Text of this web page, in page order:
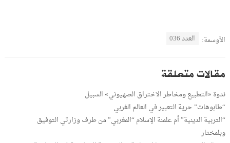
الأوسمة: العدد 036
مقالات متعلقة
ندوة «التطبيع ومخاطر الاختراق الصهيوني» السبيل
“طابوهات” حرية التعبير في العالم الغربي
“التربية الدينية” أم علمنة الإسلام “المغربي” من طرف وزارتي التوفيق
وبلمختار